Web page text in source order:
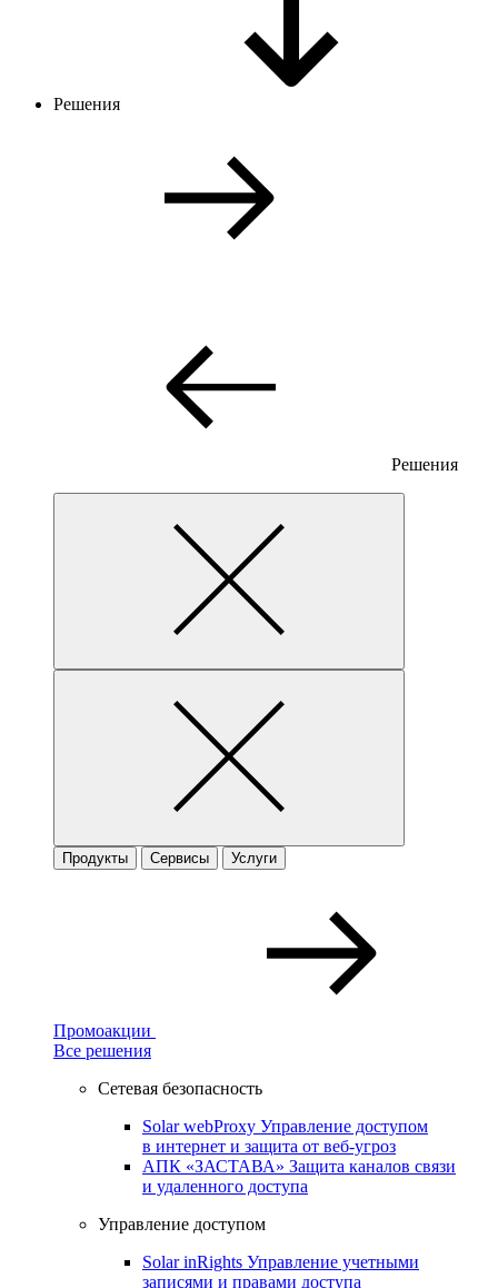
Решения
Решения
Продукты Сервисы Услуги
Промоакции
Все решения
Сетевая безопасность
Solar webProxy Управление доступом
в интернет и защита от веб-угроз
АПК «ЗАСТАВА» Защита каналов связи
и удаленного доступа
Управление доступом
Solar inRights Управление учетными
записями и правами доступа